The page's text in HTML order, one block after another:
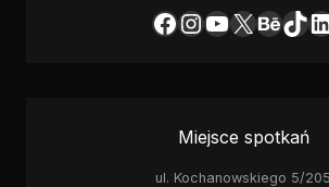
Facebook
Instagram
YouTube
X
Miejsce spotkań
ul. Kochanowskiego 5/205